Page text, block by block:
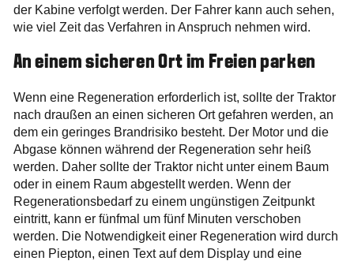
der Kabine verfolgt werden. Der Fahrer kann auch sehen,
wie viel Zeit das Verfahren in Anspruch nehmen wird.
An einem sicheren Ort im Freien parken
Wenn eine Regeneration erforderlich ist, sollte der Traktor
nach draußen an einen sicheren Ort gefahren werden, an
dem ein geringes Brandrisiko besteht. Der Motor und die
Abgase können während der Regeneration sehr heiß
werden. Daher sollte der Traktor nicht unter einem Baum
oder in einem Raum abgestellt werden. Wenn der
Regenerationsbedarf zu einem ungünstigen Zeitpunkt
eintritt, kann er fünfmal um fünf Minuten verschoben
werden. Die Notwendigkeit einer Regeneration wird durch
einen Piepton, einen Text auf dem Display und eine